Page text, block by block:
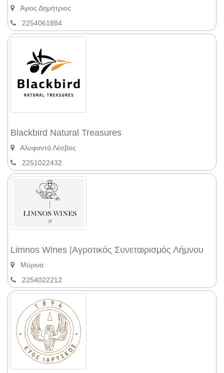
Άγιος Δημήτριος
2254061884
Blackbird Natural Treasures
Αλυφαντά Λέσβος
2251022432
Limnos Wines |Αγροτικός Συνεταιρισμός Λήμνου
Μύρινα
2254022212